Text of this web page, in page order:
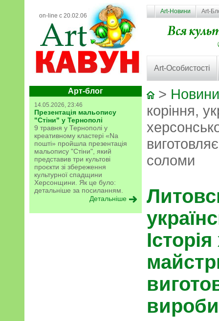
on-line с 20.02.06
Art-Новини Art-
Art-Особистості
Арт-блог
14.05.2026, 23:46
Презентація мальопису
"Стіни" у Тернополі
9 травня у Тернополі у
креативному кластері «Na
пошті» пройшла презентація
мальопису "Стіни", який
представив три культові
проєкти зі збереження
культурної спадщини
Херсонщини. Як це було:
детальніше за посиланням.
Детальніше
>
коріння,
соломи